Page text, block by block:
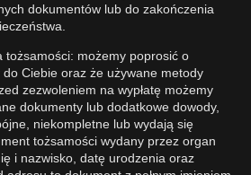
dokumentów lub do zakończenia
tożsamości: możemy poprosić o
Ciebie oraz że używane metody
zezwoleniem na wypłatę możemy
dokumenty lub dodatkowe dowody,
niekompletne lub wydają się
tożsamości wydany przez organ
i nazwisko, datę urodzenia oraz